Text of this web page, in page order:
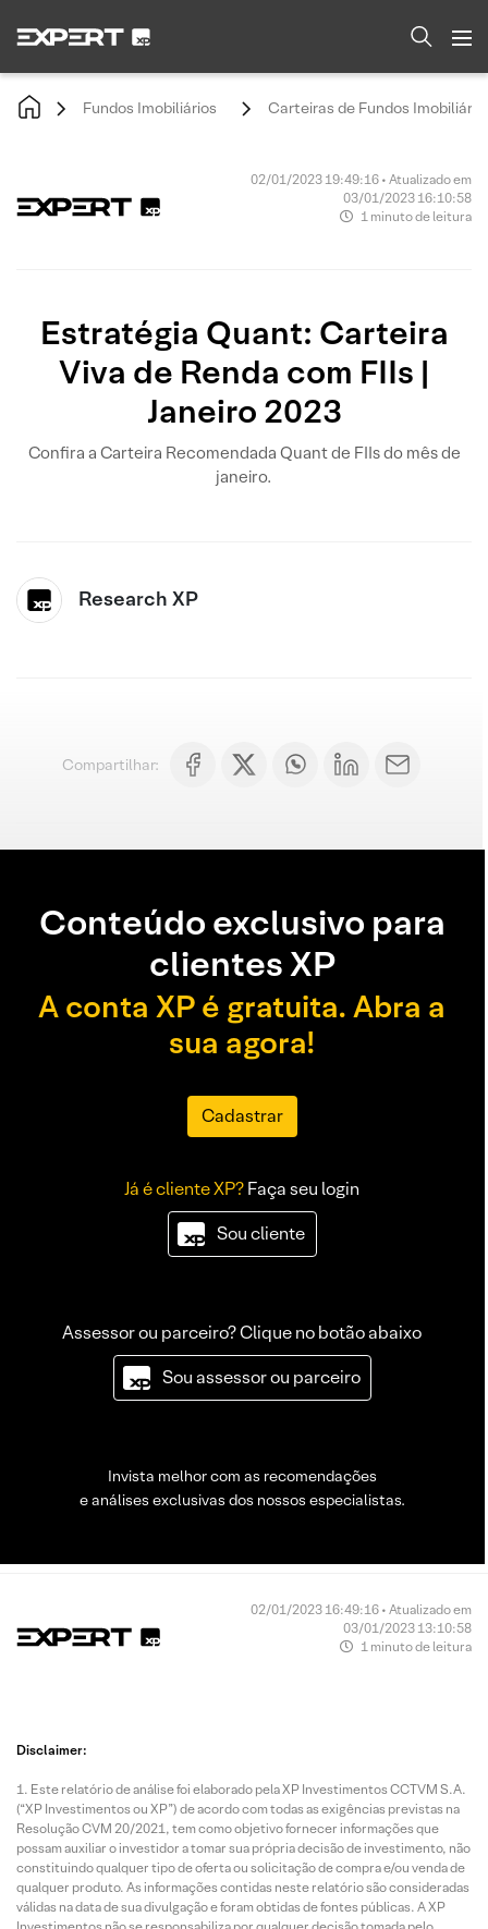
Fundos Imobiliários Carteiras de Fundos
02/01/2023 19:49:16 • Atualizado em
03/01/2023 16:10:58
1 minuto de leitura
Estratégia Quant: Carteira
Viva de Renda com FIIs |
Janeiro 2023
Confira a Carteira Recomendada Quant de FIIs do mês de
janeiro.
Research XP
Compartilhar:
Conteúdo exclusivo para
clientes XP
A conta XP é gratuita. Abra a
sua agora!
Cadastrar
Já é cliente XP?Faça seu login
Sou cliente
Assessor ou parceiro? Clique no botão abaixo
Sou assessor ou parceiro
Invista melhor com as recomendações
e análises exclusivas dos nossos especialistas.
02/01/2023 16:49:16 • Atualizado em
03/01/2023 13:10:58
1 minuto de leitura
Disclaimer:
Este relatório de análise foi elaborado pela XP Investimentos CCTVM S.A.
(“XP Investimentos ou XP”) de acordo com todas as exigências previstas na
Resolução CVM 20/2021, tem como objetivo fornecer informações que
possam auxiliar o investidor a tomar sua própria decisão de investimento, não
constituindo qualquer tipo de oferta ou solicitação de compra e/ou venda de
qualquer produto. As informações contidas neste relatório são consideradas
válidas na data de sua divulgação e foram obtidas de fontes públicas. A XP